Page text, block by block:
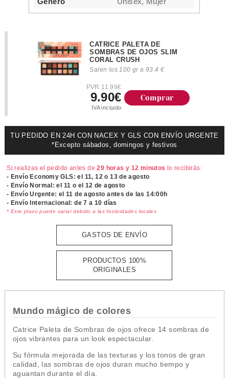
CATRICE PALETA DE
SOMBRAS DE OJOS SLIM
CORAL CRUSH
Salen los 100 gr a 93.4 €
PVR 11.99€
9.90€
IVA incluido
Comprar
TU PEDIDO EN 24H CON NACEX Y GLS CON ENVÍO URGENTE
*Excepto sábados, domingos y festivos
Si realizas el pedido antes de29 horas y 12 minutos lo recibirás:
- Envío Economy GLS: el 11, 12 o 13 de agosto
- Envío Normal: el 11 o el 12 de agosto
- Envío Urgente: el11 de agosto antes de las 14:00h
- Envío Internacional: de 7 a 10 días
* Este plazo puede variar debido a las festividades locales
GASTOS DE ENVÍO
PRODUCTOS 100%
ORIGINALES
Mundo mágico de colores
Catrice Paleta de Sombras de ojos ofrece 14 sombras de
ojos vibrantes para un look espectacular.
Su fórmula mejorada de las texturas y los tonos de gran
calidad, las sombras de ojos duran mucho tiempo y
aguantan durante el día.